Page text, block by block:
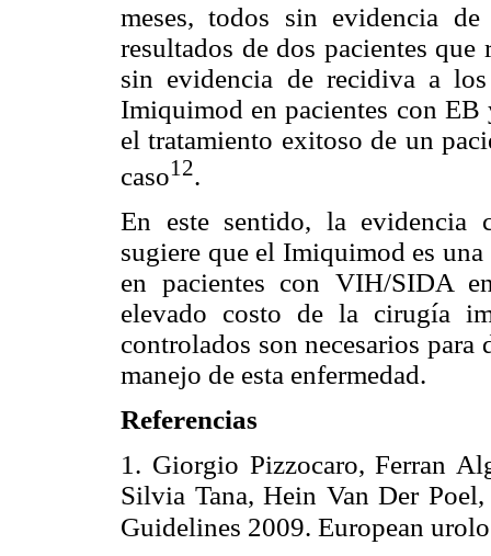
meses, todos sin evidencia
resultados de dos pacientes
sin evidencia de recidiva a
Imiquimod en pacientes con
el tratamiento exitoso de un
caso12.
En este sentido, la evidencia
sugiere que el Imiquimod es
en pacientes con VIH/SIDA
elevado costo de la cirugía
controlados son necesarios
manejo de esta enfermedad.
Referencias
1. Giorgio Pizzocaro, Ferran
Silvia Tana, Hein Van Der
Guidelines 2009. European